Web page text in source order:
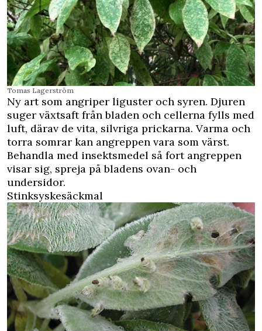
Tomas Lagerström
Ny art som angriper liguster och syren. Djuren
suger växtsaft från bladen och cellerna fylls med
luft, därav de vita, silvriga prickarna. Varma och
torra somrar kan angreppen vara som värst.
Behandla med insektsmedel så fort angreppen
visar sig, spreja på bladens ovan- och
undersidor.
Stinksyskesäckmal